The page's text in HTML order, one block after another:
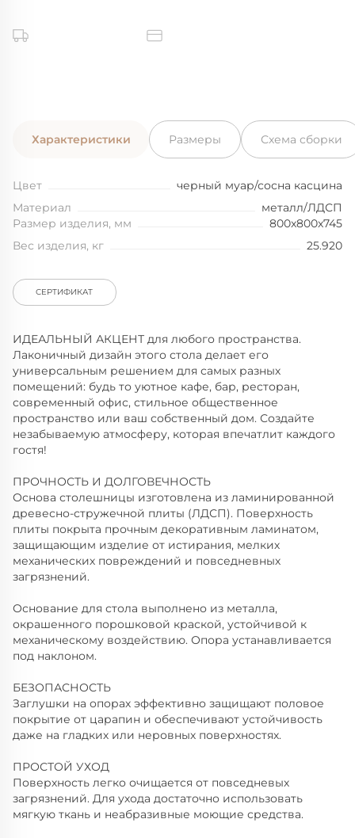
Характеристики Размеры Схема сборки
Цвет
черный муар/сосна касцина
Материал
металл/ЛДСП
Размер изделия, мм
800x800x745
Вес изделия, кг
25.920
СЕРТИФИКАТ
ИДЕАЛЬНЫЙ АКЦЕНТ для любого пространства.
Лаконичный дизайн этого стола делает его
универсальным решением для самых разных
помещений: будь то уютное кафе, бар, ресторан,
современный офис, стильное общественное
пространство или ваш собственный дом. Создайте
незабываемую атмосферу, которая впечатлит каждого
гостя!
ПРОЧНОСТЬ И ДОЛГОВЕЧНОСТЬ
Основа столешницы изготовлена из ламинированной
древесно-стружечной плиты (ЛДСП). Поверхность
плиты покрыта прочным декоративным ламинатом,
защищающим изделие от истирания, мелких
механических повреждений и повседневных
загрязнений.
Основание для стола выполнено из металла,
окрашенного порошковой краской, устойчивой к
механическому воздействию. Опора устанавливается
под наклоном.
БЕЗОПАСНОСТЬ
Заглушки на опорах эффективно защищают половое
покрытие от царапин и обеспечивают устойчивость
даже на гладких или неровных поверхностях.
ПРОСТОЙ УХОД
Поверхность легко очищается от повседневых
загрязнений. Для ухода достаточно использовать
мягкую ткань и неабразивные моющие средства.